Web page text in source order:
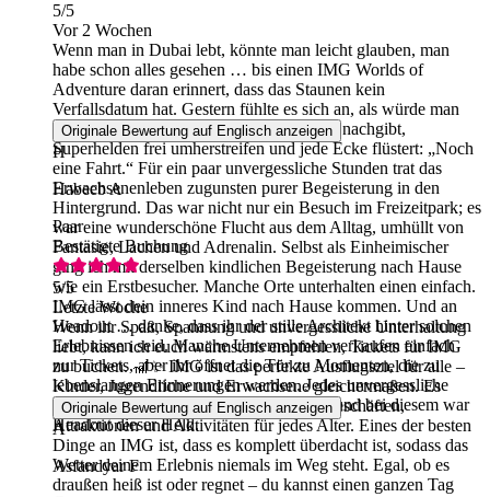
5/5
Vor 2 Wochen
Wenn man in Dubai lebt, könnte man leicht glauben, man
habe schon alles gesehen … bis einen IMG Worlds of
Adventure daran erinnert, dass das Staunen kein
Verfallsdatum hat. Gestern fühlte es sich an, als würde man
eine Welt betreten, in der die Schwerkraft nachgibt,
Superhelden frei umherstreifen und jede Ecke flüstert: „Noch
eine Fahrt.“ Für ein paar unvergessliche Stunden trat das
Erwachsenenleben zugunsten purer Begeisterung in den
Hintergrund. Das war nicht nur ein Besuch im Freizeitpark; es
war eine wunderschöne Flucht aus dem Alltag, umhüllt von
Fantasie, Lachen und Adrenalin. Selbst als Einheimischer
ging ich mit derselben kindlichen Begeisterung nach Hause
wie ein Erstbesucher. Manche Orte unterhalten einen einfach.
IMG lässt dein inneres Kind nach Hause kommen. Und an
Headout … danke, dass ihr der stille Architekt hinter solchen
Erlebnissen seid. Manche Unternehmen verkaufen einfach
nur Tickets, aber ihr öffnet die Tür zu Momenten, die zu
lebenslangen Erinnerungen werden. Jedes unvergessliche
Abenteuer verdient einen stillen Helden, und bei diesem war
Headout dieser Held.
Originale Bewertung auf Englisch anzeigen
H
Habeeb A
Paar
Bestätigte Buchung
5/5
Letzte Woche
Wenn ihr Spaß, Spannung und unvergessliche Unterhaltung
liebt, kann ich euch wärmstens empfehlen, Tickets für IMG
zu buchen. 🎢✨ IMG ist das perfekte Ausflugsziel für alle –
Kinder, Jugendliche und Erwachsene gleichermaßen. Es
bietet eine unglaubliche Vielfalt an Fahrgeschäften,
Attraktionen und Aktivitäten für jedes Alter. Eines der besten
Dinge an IMG ist, dass es komplett überdacht ist, sodass das
Wetter deinem Erlebnis niemals im Weg steht. Egal, ob es
draußen heiß ist oder regnet – du kannst einen ganzen Tag
Originale Bewertung auf Englisch anzeigen
A
Asfandyar F